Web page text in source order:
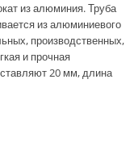
из алюминия. Труба
из алюминиевого
производственных,
и прочная
20 мм, длина